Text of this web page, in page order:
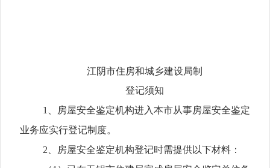
江阴市住房和城乡建设局制
登记须知
1
、房屋安全鉴定机构进入本市从事房屋安全鉴定
业务应实行登记制度。
2 、房屋安全鉴定机构登记时需提供以下材料：